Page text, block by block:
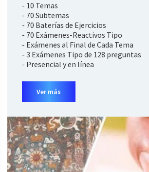
- 10 Temas
- 70 Subtemas
- 70 Baterías de Ejercicios
- 70 Exámenes-Reactivos Tipo
- Exámenes al Final de Cada Tema
- 3 Exámenes Tipo de 128 preguntas
- Presencial y en línea
Ver más